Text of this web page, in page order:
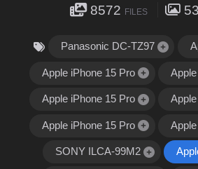
8572 FILES 53
Panasonic DC-TZ97
Apple iPhone 15 Pro
Apple iPhone 15 Pro
Apple iPhone 15 Pro
SONY ILCA-99M2